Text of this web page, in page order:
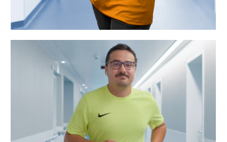
„Ich starte gern mit einer
Joggingrunde in den Tag – da passt der
Spätdienst perfekt. Dank Flexteam
kann ich meine Schichten so legen,
dass Sport und Job gut
zusammengehen.“